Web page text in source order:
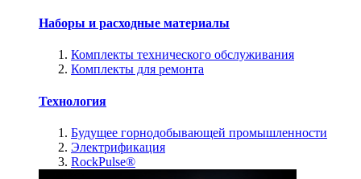
Наборы и расходные материалы
Комплекты технического обслуживания
Комплекты для ремонта
Технология
Будущее горнодобывающей промышленности
Электрификация
RockPulse®